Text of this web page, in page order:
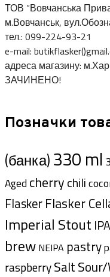
ТОВ “Вовчанська
м.Вовчанськ,
тел.: 099-224-93-21
e-mail:
адреса магазину:
ЗАЧИНЕНО!
Позначки
(банка)330 ml
Aged cherrychili
FlaskerFlasker
Imperial Stout IPA
brew NEIPA pastry
raspberrySalt